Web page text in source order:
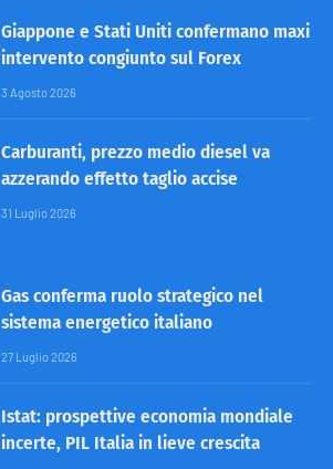
Giappone e Stati Uniti confermano maxi
intervento congiunto sul Forex
3 Agosto 2026
Carburanti, prezzo medio diesel va
azzerando effetto taglio accise
31 Luglio 2026
Gas conferma ruolo strategico nel
sistema energetico italiano
27 Luglio 2026
Istat: prospettive economia mondiale
incerte, PIL Italia in lieve crescita